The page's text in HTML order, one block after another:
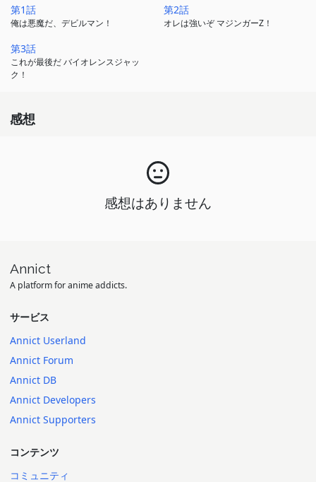
第1話
俺は悪魔だ、デビルマン！
第2話
オレは強いぞ マジンガーZ！
第3話
これが最後だ バイオレンスジャッ
ク！
感想
感想はありません
Annict
A platform for anime addicts.
サービス
Annict Userland
Annict Forum
Annict DB
Annict Developers
Annict Supporters
コンテンツ
コミュニティ